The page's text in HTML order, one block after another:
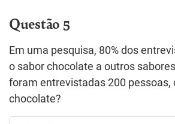
Questão 5
Em uma pesquisa, 80% dos
o sabor chocolate a outros
foram entrevistadas 200 pessoas,
chocolate?